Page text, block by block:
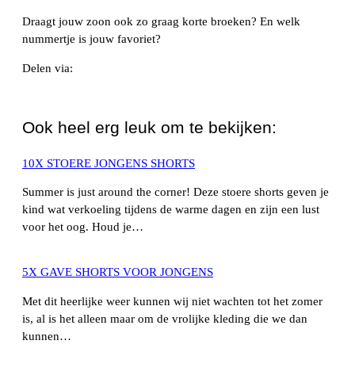
Draagt jouw zoon ook zo graag korte broeken? En welk
nummertje is jouw favoriet?
Delen via:
Ook heel erg leuk om te bekijken:
10X STOERE JONGENS SHORTS
Summer is just around the corner! Deze stoere shorts geven je
kind wat verkoeling tijdens de warme dagen en zijn een lust
voor het oog. Houd je…
5X GAVE SHORTS VOOR JONGENS
Met dit heerlijke weer kunnen wij niet wachten tot het zomer
is, al is het alleen maar om de vrolijke kleding die we dan
kunnen…